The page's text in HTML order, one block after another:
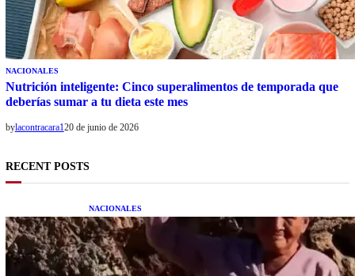
NACIONALES
Nutrición inteligente: Cinco superalimentos de temporada que
deberías sumar a tu dieta este mes
bylacontracara120 de junio de 2026
RECENT POSTS
NACIONALES
Una mujer asegura haber peleado con un
extraterrestre cuerpo a cuerpo